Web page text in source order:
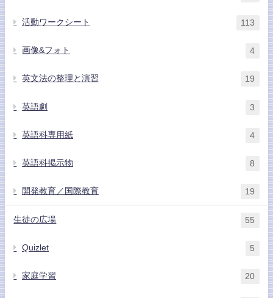
活動ワークシート 113
画像&フォト 4
英文法の整理と演習 19
英語劇 3
英語科専用紙 4
英語科掲示物 8
開発教育／国際教育 19
生徒の広場 55
Quizlet 5
家庭学習 20